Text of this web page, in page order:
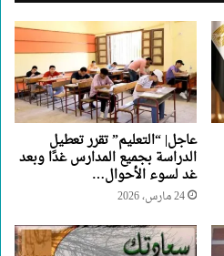
عاجل| “التعليم” تقرر تعطيل
الدراسة بجميع المدارس غدًا وبعد
غد لسوء الأحوال…
24 مارس، 2026